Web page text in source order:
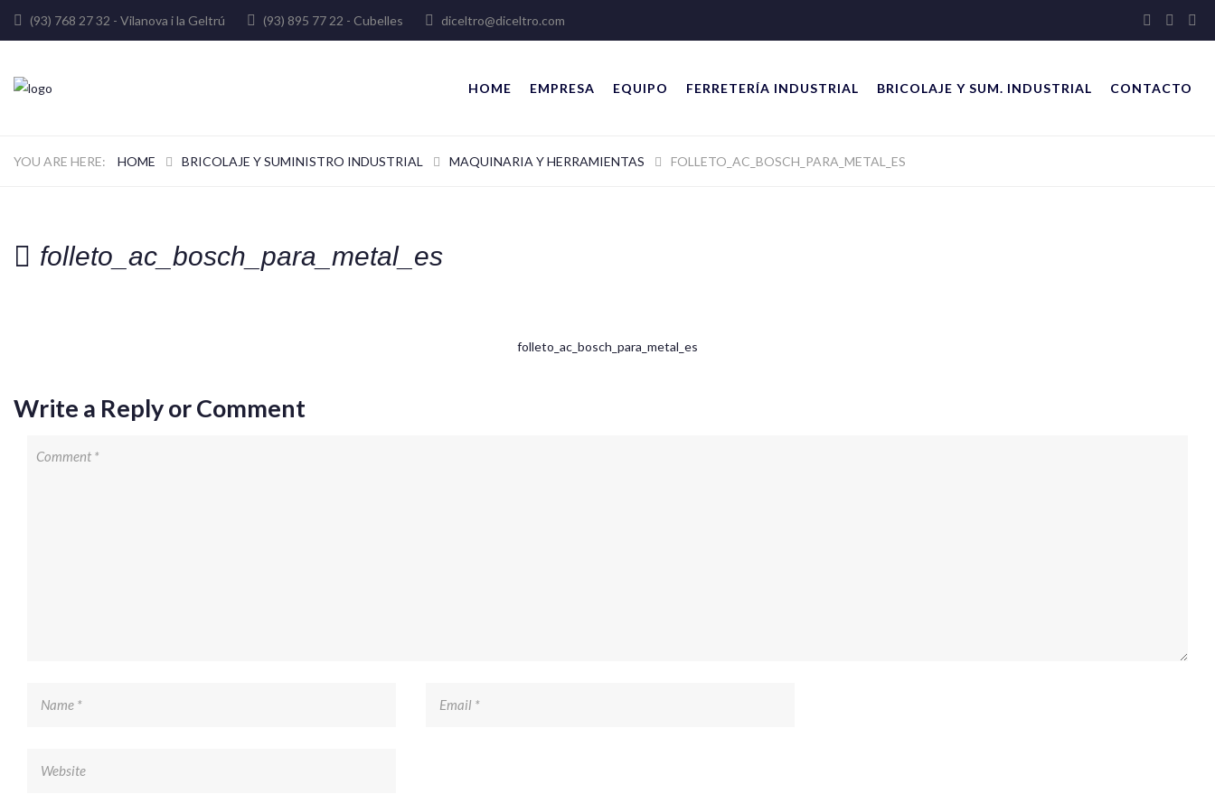
(93) 768 27 32 - Vilanova i la Geltrú (93) 895 77 22 - Cubelles diceltro@diceltro.com
HOME EMPRESA EQUIPO FERRETERÍA INDUSTRIAL BRICOLAJE Y SUM. INDUSTRIAL CONTACTO
HOME BRICOLAJE Y SUMINISTRO INDUSTRIAL MAQUINARIA Y HERRAMIENTAS FOLLETO_AC_BOSCH_PARA_METAL_ES
folleto_ac_bosch_para_metal_es
folleto_ac_bosch_para_metal_es
Write a Reply or Comment